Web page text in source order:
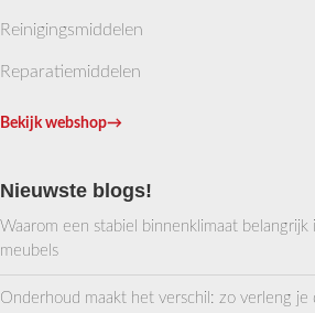
Reinigingsmiddelen
Reparatiemiddelen
Bekijk webshop→
Nieuwste blogs!
Waarom een stabiel binnenklimaat belangrijk
meubels
Onderhoud maakt het verschil: zo verleng je